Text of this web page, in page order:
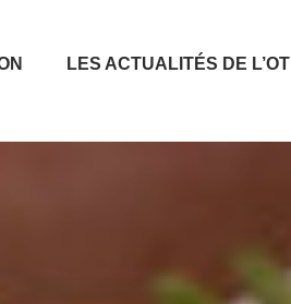
LES ACTUALITÉS DE L’OTI